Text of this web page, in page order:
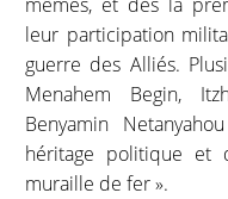
leur participation
guerre des Alliés.
Menahem Begin,
Benyamin
héritage politique
muraille de fer ».